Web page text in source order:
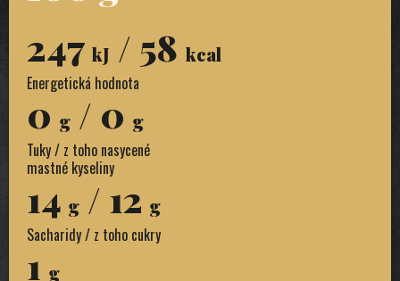
247 kJ / 58 kcal
Energetická hodnota
0 g / 0 g
Tuky / z toho nasycené
mastné kyseliny
14 g / 12 g
Sacharidy / z toho cukry
1 g